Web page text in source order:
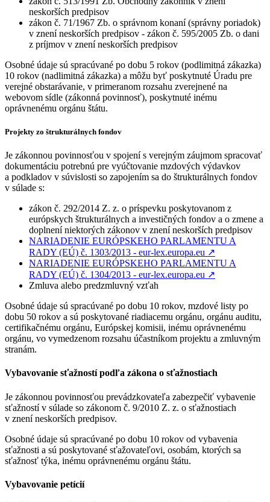
neskorších predpisov
zákon č. 71/1967 Zb. o správnom konaní (správny poriadok)
v znení neskorších predpisov - zákon č. 595/2005 Zb. o dani
z príjmov v znení neskorších predpisov
Osobné údaje sú spracúvané po dobu 5 rokov (podlimitná zákazka)
10 rokov (nadlimitná zákazka) a môžu byť poskytnuté Úradu pre
verejné obstarávanie, v primeranom rozsahu zverejnené na
webovom sídle (zákonná povinnosť), poskytnuté inému
oprávnenému orgánu štátu.
Projekty zo štrukturálnych fondov
Je zákonnou povinnosťou v spojení s verejným záujmom spracovať
dokumentáciu potrebnú pre vyúčtovanie mzdových výdavkov
a podkladov v súvislosti so zapojením sa do štrukturálnych fondov
v súlade s:
zákon č. 292/2014 Z. z. o príspevku poskytovanom z
európskych štrukturálnych a investičných fondov a o zmene a
doplnení niektorých zákonov v znení neskorších predpisov
NARIADENIE EURÓPSKEHO PARLAMENTU A
RADY (EÚ) č. 1303/2013 - eur-lex.europa.eu ↗︎
NARIADENIE EURÓPSKEHO PARLAMENTU A
RADY (EÚ) č. 1304/2013 - eur-lex.europa.eu ↗︎
Zmluva alebo predzmluvný vzťah
Osobné údaje sú spracúvané po dobu 10 rokov, mzdové listy po
dobu 50 rokov a sú poskytované riadiacemu orgánu, orgánu auditu,
certifikačnému orgánu, Európskej komisii, inému oprávnenému
orgánu, vo vymedzenom rozsahu účastníkom projektu a zmluvným
stranám.
Vybavovanie sťažností podľa zákona o sťažnostiach
Je zákonnou povinnosťou prevádzkovateľa zabezpečiť vybavenie
sťažností v súlade so zákonom č. 9/2010 Z. z. o sťažnostiach
v znení neskorších predpisov.
Osobné údaje sú spracúvané po dobu 10 rokov od vybavenia
sťažnosti a sú poskytované sťažovateľovi, osobám, ktorých sa
sťažnosť týka, inému oprávnenému orgánu štátu.
Vybavovanie petícií